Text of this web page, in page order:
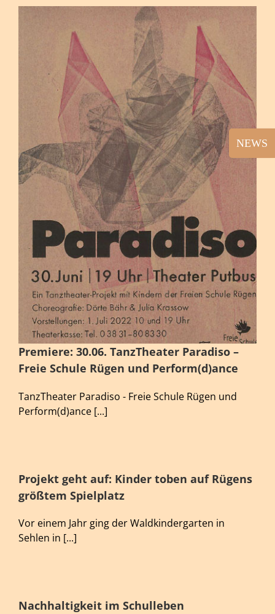
Premiere: 30.06. TanzTheater Paradiso –
Freie Schule Rügen und Perform(d)ance
TanzTheater Paradiso - Freie Schule Rügen und
Perform(d)ance [...]
Projekt geht auf: Kinder toben auf Rügens
größtem Spielplatz
Vor einem Jahr ging der Waldkindergarten in
Sehlen in [...]
Nachhaltigkeit im Schulleben
Toggle
Sliding
Bar